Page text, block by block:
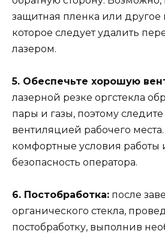
защитная пленка или другое
которое следует удалить
лазером.
5. Обеспечьте хорошую
лазерной резке оргстекла
пары и газы, поэтому
вентиляцией рабочего
комфортные условия работы
безопасность оператора.
6. Постобработка: после
органического стекла,
постобработку, выполнив